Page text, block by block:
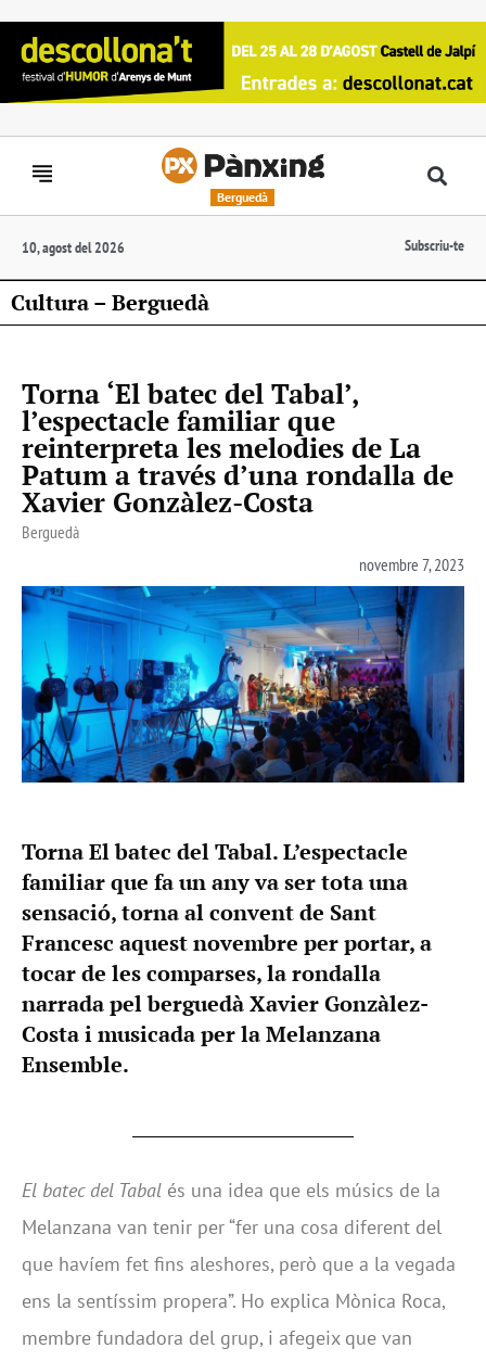
Berguedà
10, agost del 2026 Subscriu-te
Cultura – Berguedà
Torna ‘El batec del Tabal’,
l’espectacle familiar que
reinterpreta les melodies de La
Patum a través d’una rondalla de
Xavier Gonzàlez-Costa
Berguedà
novembre 7, 2023
Torna El batec del Tabal. L’espectacle
familiar que fa un any va ser tota una
sensació, torna al convent de Sant
Francesc aquest novembre per portar, a
tocar de les comparses, la rondalla
narrada pel berguedà Xavier Gonzàlez-
Costa i musicada per la Melanzana
Ensemble.
El batec del Tabal és una idea que els músics de la
Melanzana van tenir per “fer una cosa diferent del
que havíem fet fins aleshores, però que a la vegada
ens la sentíssim propera”. Ho explica Mònica Roca,
membre fundadora del grup, i afegeix que van